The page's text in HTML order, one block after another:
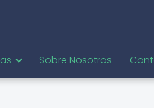
Sobre Nosotros